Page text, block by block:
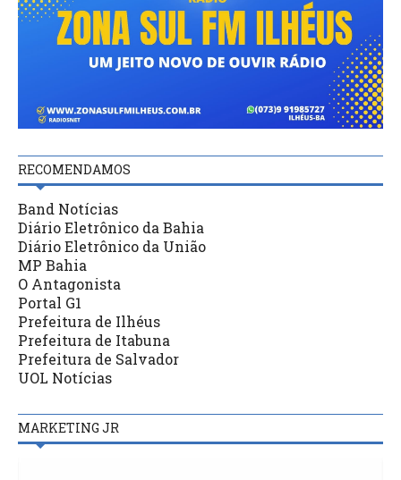
RECOMENDAMOS
Band Notícias
Diário Eletrônico da Bahia
Diário Eletrônico da União
MP Bahia
O Antagonista
Portal G1
Prefeitura de Ilhéus
Prefeitura de Itabuna
Prefeitura de Salvador
UOL Notícias
MARKETING JR